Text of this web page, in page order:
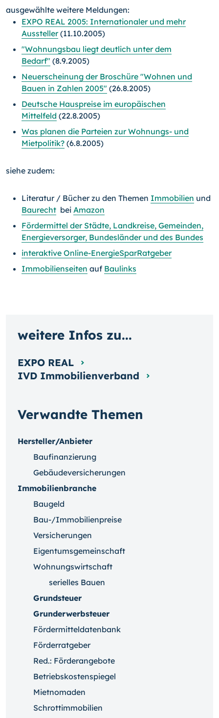
ausgewählte weitere Meldungen:
EXPO REAL 2005: Internationaler und mehr
Aussteller(11.10.2005)
"Wohnungsbau liegt deutlich unter dem
Bedarf" (8.9.2005)
Neuerscheinung der Broschüre "Wohnen und
Bauen in Zahlen 2005" (26.8.2005)
Deutsche Hauspreise im europäischen
Mittelfeld (22.8.2005)
Was planen die Parteien zur Wohnungs- und
Mietpolitik? (6.8.2005)
siehe zudem:
Literatur / Bücher zu den Themen Immobilien und
Baurecht bei Amazon
Fördermittel der Städte, Landkreise, Gemeinden,
Energieversorger, Bundesländer und des Bundes
interaktive Online-EnergieSparRatgeber
Immobilienseiten auf Baulinks
Verwandte Themen
Hersteller/Anbieter
Baufinanzierung
Gebäudeversicherungen
Immobilienbranche
Baugeld
Bau-/Immobilienpreise
Versicherungen
Eigentumsgemeinschaft
Wohnungswirtschaft
serielles Bauen
Grundsteuer
Grunderwerbsteuer
Fördermitteldatenbank
Förderratgeber
Red.: Förderangebote
Betriebskostenspiegel
Mietnomaden
Schrottimmobilien
weitere Infos zu...
EXPO REAL
IVD Immobilienverband